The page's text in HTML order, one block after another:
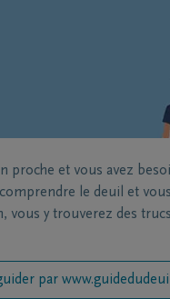
proche et vous avez
le deuil et
vous y trouverez des
par